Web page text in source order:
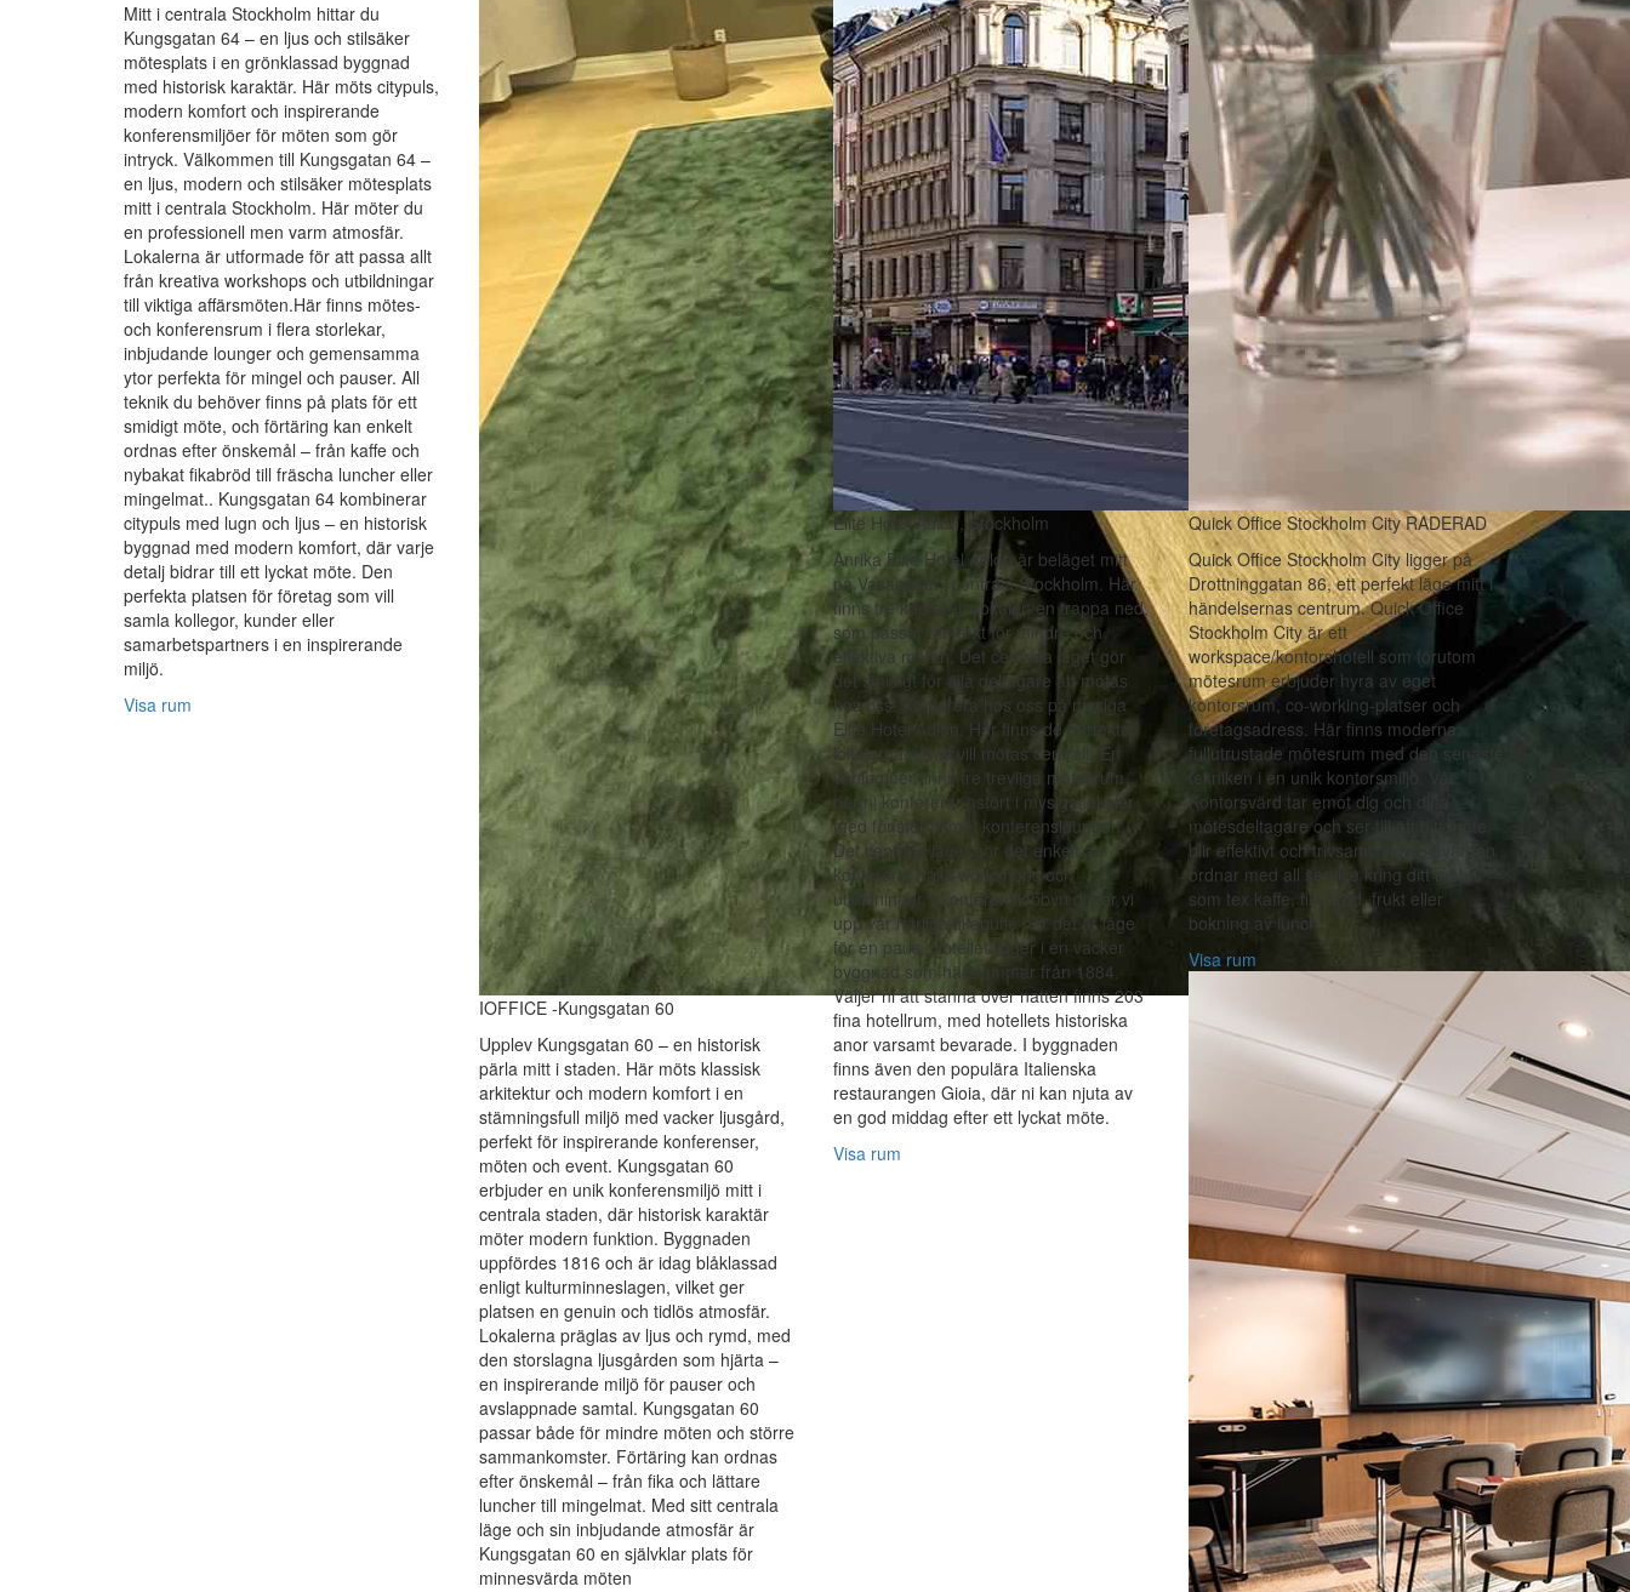
Mitt i centrala Stockholm hittar du
Kungsgatan 64 – en ljus och stilsäker
mötesplats i en grönklassad byggnad
med historisk karaktär. Här möts citypuls,
modern komfort och inspirerande
konferensmiljöer för möten som gör
intryck. Välkommen till Kungsgatan 64 –
en ljus, modern och stilsäker mötesplats
mitt i centrala Stockholm. Här möter du
en professionell men varm atmosfär.
Lokalerna är utformade för att passa allt
från kreativa workshops och utbildningar
till viktiga affärsmöten.Här finns mötes-
och konferensrum i flera storlekar,
inbjudande lounger och gemensamma
ytor perfekta för mingel och pauser. All
teknik du behöver finns på plats för ett
smidigt möte, och förtäring kan enkelt
ordnas efter önskemål – från kaffe och
nybakat fikabröd till fräscha luncher eller
mingelmat.. Kungsgatan 64 kombinerar
citypuls med lugn och ljus – en historisk
byggnad med modern komfort, där varje
detalj bidrar till ett lyckat möte. Den
perfekta platsen för företag som vill
samla kollegor, kunder eller
samarbetspartners i en inspirerande
miljö.
Visa rum
IOFFICE -Kungsgatan 60
Upplev Kungsgatan 60 – en historisk
pärla mitt i staden. Här möts klassisk
arkitektur och modern komfort i en
stämningsfull miljö med vacker ljusgård,
perfekt för inspirerande konferenser,
möten och event. Kungsgatan 60
erbjuder en unik konferensmiljö mitt i
centrala staden, där historisk karaktär
möter modern funktion. Byggnaden
uppfördes 1816 och är idag blåklassad
enligt kulturminneslagen, vilket ger
platsen en genuin och tidlös atmosfär.
Lokalerna präglas av ljus och rymd, med
den storslagna ljusgården som hjärta –
en inspirerande miljö för pauser och
avslappnade samtal. Kungsgatan 60
passar både för mindre möten och större
sammankomster. Förtäring kan ordnas
efter önskemål – från fika och lättare
luncher till mingelmat. Med sitt centrala
läge och sin inbjudande atmosfär är
Kungsgatan 60 en självklar plats för
minnesvärda möten
Elite Hotel Adlon, Stockholm
Anrika Elite Hotel Adlon är beläget mitt
på Vasagatan i centrala Stockholm. Här
finns tre konferenslokaler, en trappa ned,
som passar utmärkt för mindre och
effektiva möten. Det centrala läget gör
det smidigt för alla deltagare att mötas
hos oss. Konferera hos oss på mysiga
Elite Hotel Adlon. Här finns de perfekta
lokalerna när ni vill mötas centralt. En
våning ner finns tre trevliga mötesrum
där ni konfererar ostört i mysiga lokaler
med fönster in mot konferensloungen.
Det centrala läget gör det enkelt att
konferera, hålla workshops och
utbildningar. I konferenslobbyn dukar vi
upp vår härliga fikabuffé när det är läge
för en paus. Hotellet ligger i en vacker
byggnad som härstammar från 1884.
Väljer ni att stanna över natten finns 203
fina hotellrum, med hotellets historiska
anor varsamt bevarade. I byggnaden
finns även den populära Italienska
restaurangen Gioia, där ni kan njuta av
en god middag efter ett lyckat möte.
Visa rum
Quick Office Stockholm City RADERAD
Quick Office Stockholm City ligger på
Drottninggatan 86, ett perfekt läge mitt i
händelsernas centrum. Quick Office
Stockholm City är ett
workspace/kontorshotell som förutom
mötesrum erbjuder hyra av eget
kontorsrum, co-working-platser och
företagsadress. Här finns moderna,
fullutrustade mötesrum med den senaste
tekniken i en unik kontorsmiljö. Vår
Kontorsvärd tar emot dig och dina
mötesdeltagare och ser till att ditt möte
blir effektivt och trivsamt. Kontorsvärden
ordnar med all service kring ditt möte
som tex kaffe, fikabröd, frukt eller
bokning av lunch.
Visa rum